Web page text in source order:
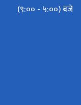
(९:०० - ५:००) बजे